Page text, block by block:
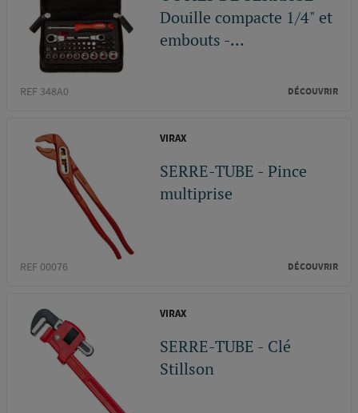
Douille compacte 1/4" et
embouts -...
REF 348A0 DÉCOUVRIR
VIRAX
SERRE-TUBE - Pince
multiprise
REF 00076 DÉCOUVRIR
VIRAX
SERRE-TUBE - Clé
Stillson